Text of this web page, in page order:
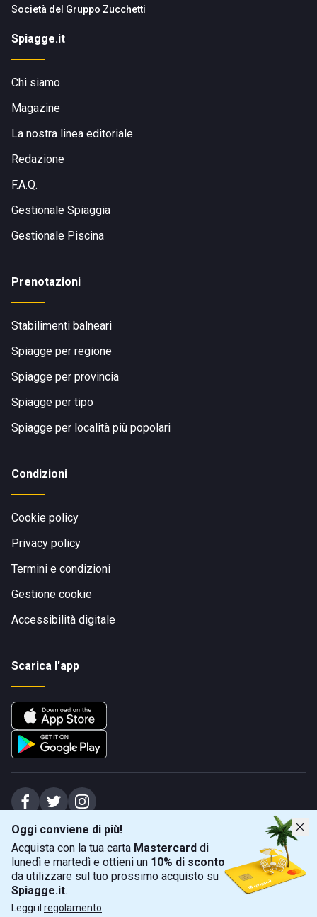
Oggi conviene di più!
Acquista con la tua carta Mastercard di
lunedì e martedì e ottieni un 10% di sconto
da utilizzare sul tuo prossimo acquisto su
Spiagge.it.
Leggi il regolamento
Società del Gruppo Zucchetti
Spiagge.it
Chi siamo
Magazine
La nostra linea editoriale
Redazione
F.A.Q.
Gestionale Spiaggia
Gestionale Piscina
Prenotazioni
Stabilimenti balneari
Spiagge per regione
Spiagge per provincia
Spiagge per tipo
Spiagge per località più popolari
Condizioni
Cookie policy
Privacy policy
Termini e condizioni
Gestione cookie
Accessibilità digitale
Scarica l'app
Spiagge Srl - Sede legale: Via Marecchiese 48, 47923 Rimini (RN), IT -
capitale sociale Euro 31245,57 - Iscritta al registro delle imprese di Rimini
Sede operativa: Via Flaminia 180, 47924 Rimini (RN), IT
+39 0541 772375
info@spiagge.it - p.i./c.f. 04536640404
© 2026 Spiagge Srl. Tutti i diritti riservati.